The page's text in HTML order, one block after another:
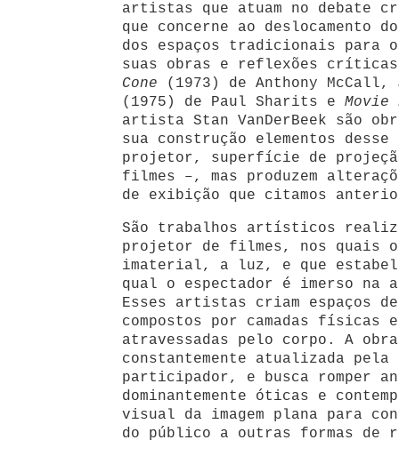
artistas que atuam no debate
que concerne ao deslocamento
dos espaços tradicionais para
suas obras e reflexões
Cone (1973) de Anthony McCall,
(1975) de Paul Sharits e Movie
artista Stan VanDerBeek são
sua construção elementos
projetor, superfície de
filmes –, mas produzem
de exibição que citamos
São trabalhos artísticos
projetor de filmes, nos quais
imaterial, a luz, e que
qual o espectador é imerso na
Esses artistas criam espaços
compostos por camadas físicas
atravessadas pelo corpo. A
constantemente atualizada pela
participador, e busca romper
dominantemente óticas e
visual da imagem plana para
do público a outras formas de